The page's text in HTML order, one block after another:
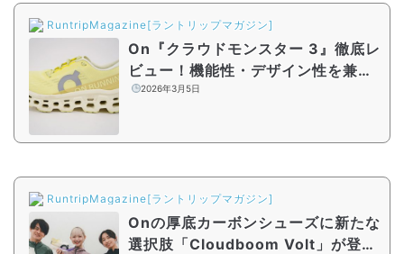
RuntripMagazine[ラントリップマガジン]
On『クラウドモンスター 3』徹底レ
ビュー！機能性・デザイン性を兼ね
備えた、オーソドックスなデイリー
2026年3月5日
RuntripMagazine[ラントリップマガジン]
Onの厚底カーボンシューズに新たな
選択肢「Cloudboom Volt」が登